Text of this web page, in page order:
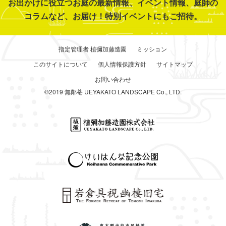
コラムなど、お届け！特別イベントにもご招待。
指定管理者 植彌加藤造園
ミッション
このサイトについて
個人情報保護方針
サイトマップ
お問い合わせ
©2019 無鄰菴 UEYAKATO LANDSCAPE Co., LTD.